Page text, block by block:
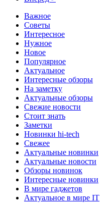
Важное
Советы
Интересное
Нужное
Новое
Популярное
Актуальное
Интересные обзоры
На заметку
Актуальные обзоры
Свежие новости
Стоит знать
Заметки
Новинки hi-tech
Свежее
Актуальные новинки
Актуальные новости
Обзоры новинок
Интересные новинки
В мире гаджетов
Актуальное в мире IT